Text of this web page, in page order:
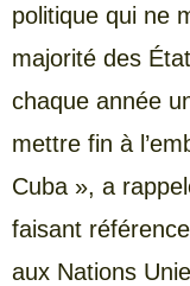
politique qui ne
majorité des
chaque année
mettre fin à
Cuba », a
faisant
aux Nations